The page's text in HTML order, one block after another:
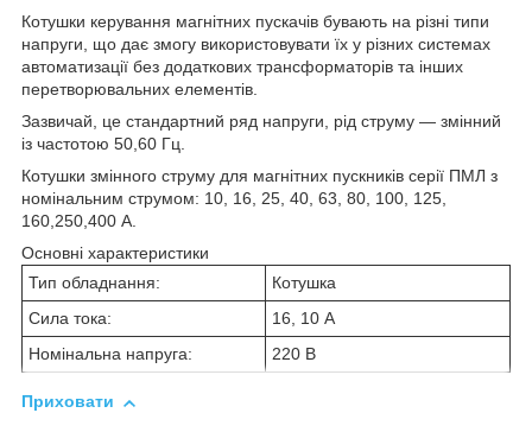
Котушки керування магнітних пускачів бувають на різні типи
напруги, що дає змогу використовувати їх у різних системах
автоматизації без додаткових трансформаторів та інших
перетворювальних елементів.
Зазвичай, це стандартний ряд напруги, рід струму — змінний
із частотою 50,60 Гц.
Котушки змінного струму для магнітних пускників серії ПМЛ з
номінальним струмом: 10, 16, 25, 40, 63, 80, 100, 125,
160,250,400 А.
Основні характеристики
Тип обладнання:
Котушка
Сила тока:
16, 10 А
Номінальна напруга:
220 В
Приховати